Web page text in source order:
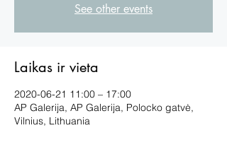
See other events
Laikas ir vieta
2020-06-21 11:00 – 17:00
AP Galerija, AP Galerija, Polocko gatvė,
Vilnius, Lithuania